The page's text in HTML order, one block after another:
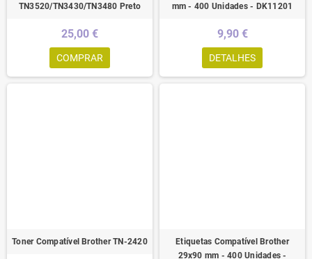
TN3520/TN3430/TN3480 Preto
25,00 €
COMPRAR
mm - 400 Unidades - DK11201
9,90 €
DETALHES
Toner Compatível Brother TN-2420
Etiquetas Compatível Brother
29x90 mm - 400 Unidades -